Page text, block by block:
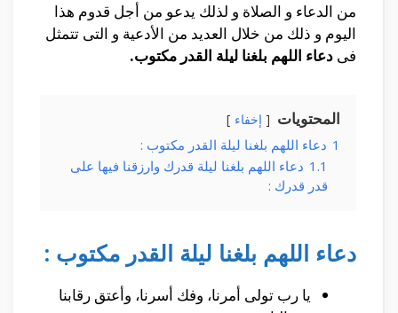
من الدعاء و الصلاة و لذلك يدعو من أجل قدوم هذا
اليوم و ذلك من خلال العديد من الأدعية و التى تتمثل
فى دعاء اللهم بلغنا ليلة القدر مكتوب.
المحتويات إخفاء
1 دعاء اللهم بلغنا ليلة القدر مكتوب :
1.1 دعاء اللهم بلغنا ليلة قدرك وارزقنا فيها على
قدر قدرك :
دعاء اللهم بلغنا ليلة القدر مكتوب :
يا رب تولى أمرنا، وفك أسرنا، وأعتق رقابنا